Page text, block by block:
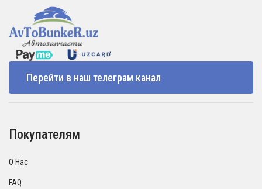
Перейти в наш телеграм канал
Покупателям
О Нас
FAQ